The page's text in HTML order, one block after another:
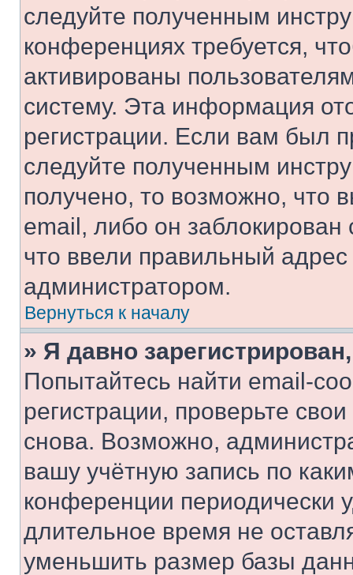
следуйте полученным
конференциях требуется,
активированы
систему. Эта информация
регистрации. Если вам был
следуйте полученным
получено, то возможно, что
email, либо он
что ввели правильный адрес
администратором.
Вернуться к началу
» Я давно
Попытайтесь найти email-
регистрации, проверьте
снова. Возможно,
вашу учётную запись по
конференции периодически
длительное время не
уменьшить размер базы